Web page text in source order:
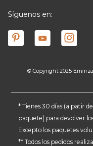
Síguenos en:
© Copyright 2025
* Tienes 30 días (a patir
paquete) para devolver
Excepto los paquetes
** Todos los pedidos